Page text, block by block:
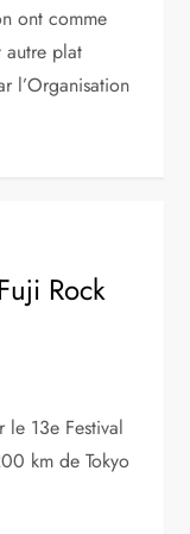
ont comme
autre plat
l’Organisation
Rock
le 13e Festival
km de Tokyo